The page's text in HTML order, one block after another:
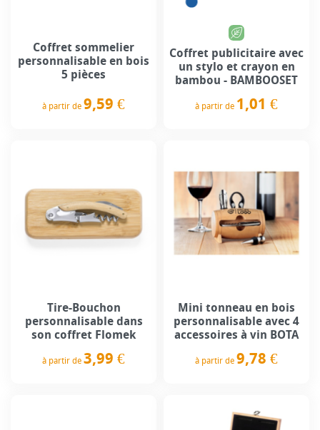
Coffret sommelier
personnalisable en bois
5 pièces
à partir de 9,59 €
Coffret publicitaire avec
un stylo et crayon en
bambou - BAMBOOSET
à partir de 1,01 €
Tire-Bouchon
personnalisable dans
son coffret Flomek
à partir de 3,99 €
Mini tonneau en bois
personnalisable avec 4
accessoires à vin BOTA
à partir de 9,78 €